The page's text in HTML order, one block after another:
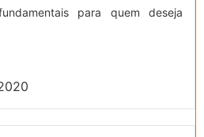
para quem deseja